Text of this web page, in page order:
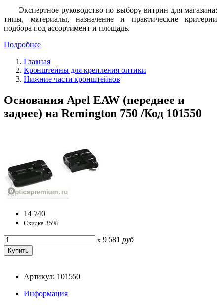
Экспертное руководство по выбору витрин для магазина:
типы, материалы, назначение и практические критерии
подбора под ассортимент и площадь.
Подробнее
Главная
Кронштейны для крепления оптики
Нижние части кронштейнов
Основания Apel EAW (переднее и
заднее) на Remington 750 /Код 101550
14 740
Скидка 35%
x 9 581 руб
Артикул: 101550
Информация